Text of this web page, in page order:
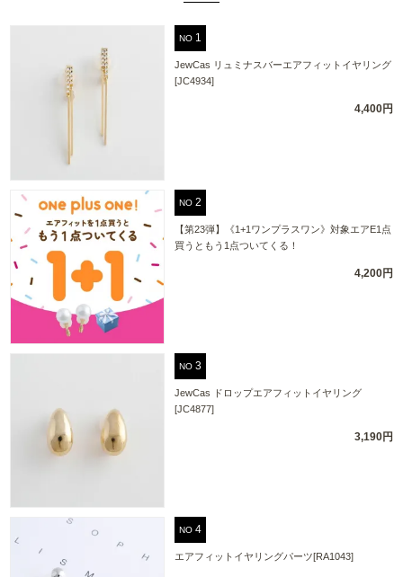
NO
JewCas リュミナスバーエアフィットイヤリング
[JC4934]
4,400円
NO
【第23弾】《1+1ワンプラスワン》対象エアE1点
買うともう1点ついてくる！
4,200円
NO
JewCas ドロップエアフィットイヤリング
[JC4877]
3,190円
NO
エアフィットイヤリングパーツ[RA1043]